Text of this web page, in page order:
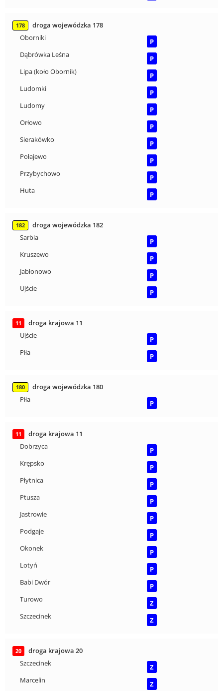
178
droga wojewódzka 178
Oborniki
P
Dąbrówka Leśna
P
Lipa (koło Obornik)
P
Ludomki
P
Ludomy
P
Orłowo
P
Sierakówko
P
Połajewo
P
Przybychowo
P
Huta
P
182
droga wojewódzka 182
Sarbia
P
Kruszewo
P
Jabłonowo
P
Ujście
P
11
droga krajowa 11
Ujście
P
Piła
P
180
droga wojewódzka 180
Piła
P
11
droga krajowa 11
Dobrzyca
P
Krępsko
P
Płytnica
P
Ptusza
P
Jastrowie
P
Podgaje
P
Okonek
P
Lotyń
P
Babi Dwór
P
Turowo
Z
Szczecinek
Z
20
droga krajowa 20
Szczecinek
Z
Marcelin
Z